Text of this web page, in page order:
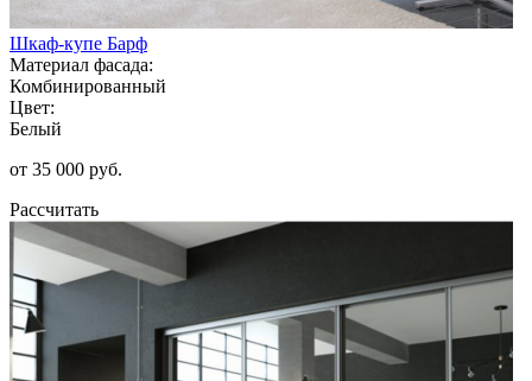
Шкаф-купе Барф
Материал фасада:
Комбинированный
Цвет:
Белый
от 35 000 руб.
Рассчитать